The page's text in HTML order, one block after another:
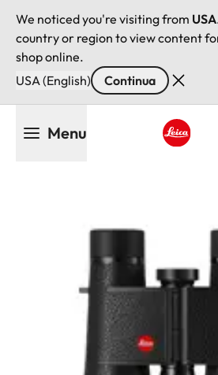
We noticed you're visiting from USA
country or region to view content
shop online.
USA (English)
Continua
Menu